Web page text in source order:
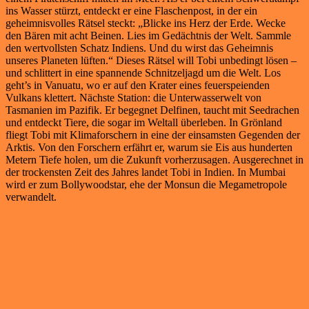
ins Wasser stürzt, entdeckt er eine Flaschenpost, in der ein
geheimnisvolles Rätsel steckt: „Blicke ins Herz der Erde. Wecke
den Bären mit acht Beinen. Lies im Gedächtnis der Welt. Sammle
den wertvollsten Schatz Indiens. Und du wirst das Geheimnis
unseres Planeten lüften.“ Dieses Rätsel will Tobi unbedingt lösen –
und schlittert in eine spannende Schnitzeljagd um die Welt. Los
geht’s in Vanuatu, wo er auf den Krater eines feuerspeienden
Vulkans klettert. Nächste Station: die Unterwasserwelt von
Tasmanien im Pazifik. Er begegnet Delfinen, taucht mit Seedrachen
und entdeckt Tiere, die sogar im Weltall überleben. In Grönland
fliegt Tobi mit Klimaforschern in eine der einsamsten Gegenden der
Arktis. Von den Forschern erfährt er, warum sie Eis aus hunderten
Metern Tiefe holen, um die Zukunft vorherzusagen. Ausgerechnet in
der trockensten Zeit des Jahres landet Tobi in Indien. In Mumbai
wird er zum Bollywoodstar, ehe der Monsun die Megametropole
verwandelt.